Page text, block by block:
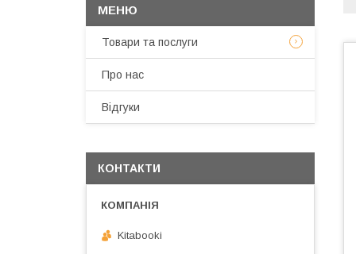
Товари та послуги
Про нас
Відгуки
КОНТАКТИ
Kitabooki